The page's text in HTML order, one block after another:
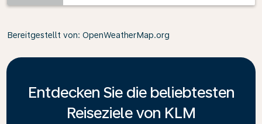
Bereitgestellt von: OpenWeatherMap.org
Entdecken Sie die beliebtesten
Reiseziele von KLM